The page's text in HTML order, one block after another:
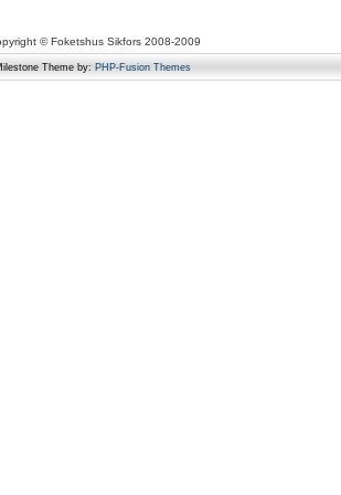
© Foketshus Sikfors 2008-2009
Theme by: PHP-Fusion Themes